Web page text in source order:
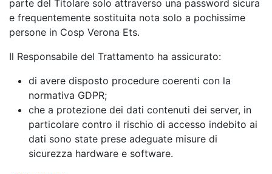
parte del Titolare solo attraverso una password sicura
e frequentemente sostituita nota solo a pochissime
persone in Cosp Verona Ets.
Il Responsabile del Trattamento ha assicurato:
di avere disposto procedure coerenti con la
normativa GDPR;
che a protezione dei dati contenuti dei server, in
particolare contro il rischio di accesso indebito ai
dati sono state prese adeguate misure di
sicurezza hardware e software.